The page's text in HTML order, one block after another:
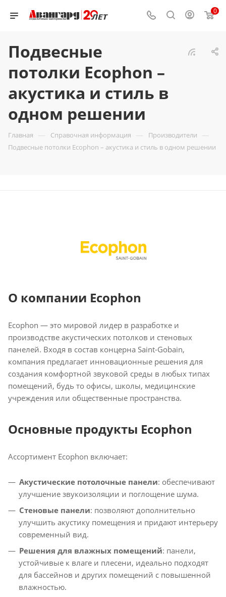
0
Подвесные
потолки Ecophon –
акустика и стиль в
одном решении
Главная — Справочная информация — Производители —
Подвесные потолки Ecophon – акустика и стиль в одном решении
О компании Ecophon
Ecophon — это мировой лидер в разработке и
производстве акустических потолков и стеновых
панелей. Входя в состав концерна Saint-Gobain,
компания предлагает инновационные решения для
создания комфортной звуковой среды в любых типах
помещений, будь то офисы, школы, медицинские
учреждения или общественные пространства.
Основные продукты Ecophon
Ассортимент Ecophon включает:
Акустические потолочные панели: обеспечивают
улучшение звукоизоляции и поглощение шума.
Стеновые панели: позволяют дополнительно
улучшить акустику помещения и придают интерьеру
современный вид.
Решения для влажных помещений: панели,
устойчивые к влаге и плесени, идеально подходят
для бассейнов и других помещений с повышенной
влажностью.